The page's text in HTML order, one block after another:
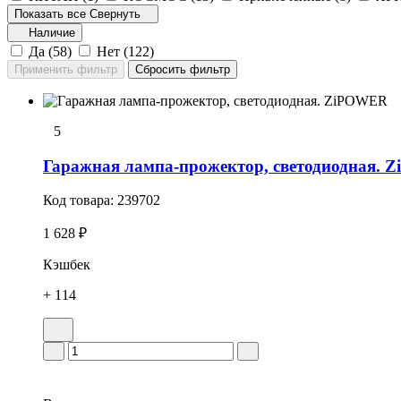
Показать все Свернуть
Наличие
Да (58) Нет (122)
5
Гаражная лампа-прожектор, светодиодная.
Код товара: 239702
1 628 ₽
Кэшбек
+ 114